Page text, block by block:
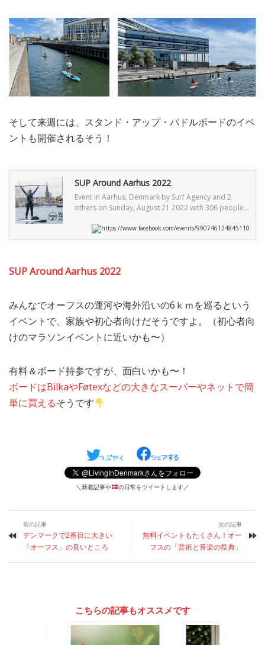
そして来週には、スタンド・アップ・パドルボードのイベ
ントも開催されるそう！
SUP Around Aarhus 2022
Event in Aarhus, Denmark by Surf Agency and 2
others on Sunday, August 21 2022 with 306 people
discussion.https://www.facebook.com/events/990746124845110
SUP Around Aarhus 2022
みんなでオーフスの運河や海外沿いの6ｋｍを巡るという
イベントで、家族や初心者向けだそうですよ。（初心者向
けのマラソンイベントに近いかも〜）
有料＆ボード持参ですが、面白いかも〜！
ボードはBilkaやFøtexなどの大きなスーパーやネットで簡
単に買えるそうです
＼新着記事や の日常をツイートします／
前の記事
デンマークで2番目に大きい
「オーフス」の良いところ
次の記事
無料イベントもたくさん！オー
フスの「芸術と音楽の祭典」
こちらの記事もオススメです